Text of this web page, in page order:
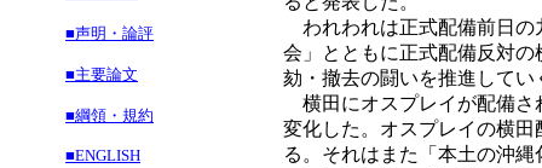
■声明・論評
■主要論文
■綱領・規約
■ENGLISH
われわれは正式配備前日の
会」とともに正式配備反対
劾・撤去の闘いを推進してい
横田にオスプレイが配備さ
変化した。オスプレイの横
る。それはまた「本土の沖